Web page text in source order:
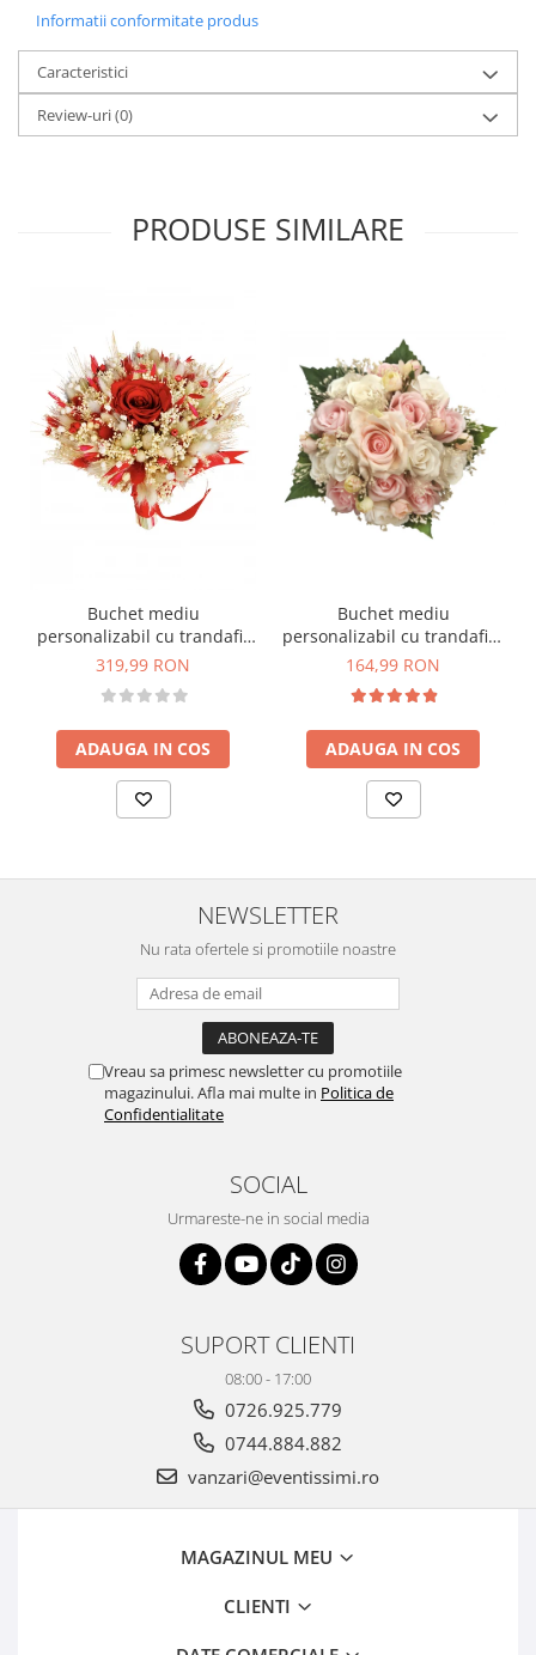
Informatii conformitate produs
Caracteristici
Review-uri(0)
PRODUSE SIMILARE
Buchet mediu
personalizabil cu trandafir
criogenat si flori uscate
319,99 RON
ADAUGA IN COS
Buchet mediu
personalizabil cu trandafiri,
mini bujori si floarea
164,99 RON
ADAUGA IN COS
NEWSLETTER
Nu rata ofertele si promotiile noastre
Vreau sa primesc newsletter cu promotiile
magazinului. Afla mai multe in Politica de
Confidentialitate
SOCIAL
Urmareste-ne in social media
SUPORT CLIENTI
08:00 - 17:00
0726.925.779
0744.884.882
vanzari@eventissimi.ro
MAGAZINUL MEU
CLIENTI